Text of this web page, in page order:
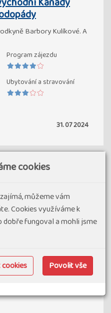
Barbory Kulíkové. A
Program zájezdu
Ubytování a stravování
31. 07 2024
Kanady
tohoto hodnocení
Ubytování a stravování
cookies
můžeme vám
Cookies využíváme k
dobře fungoval a mohli jsme
Povolit vše